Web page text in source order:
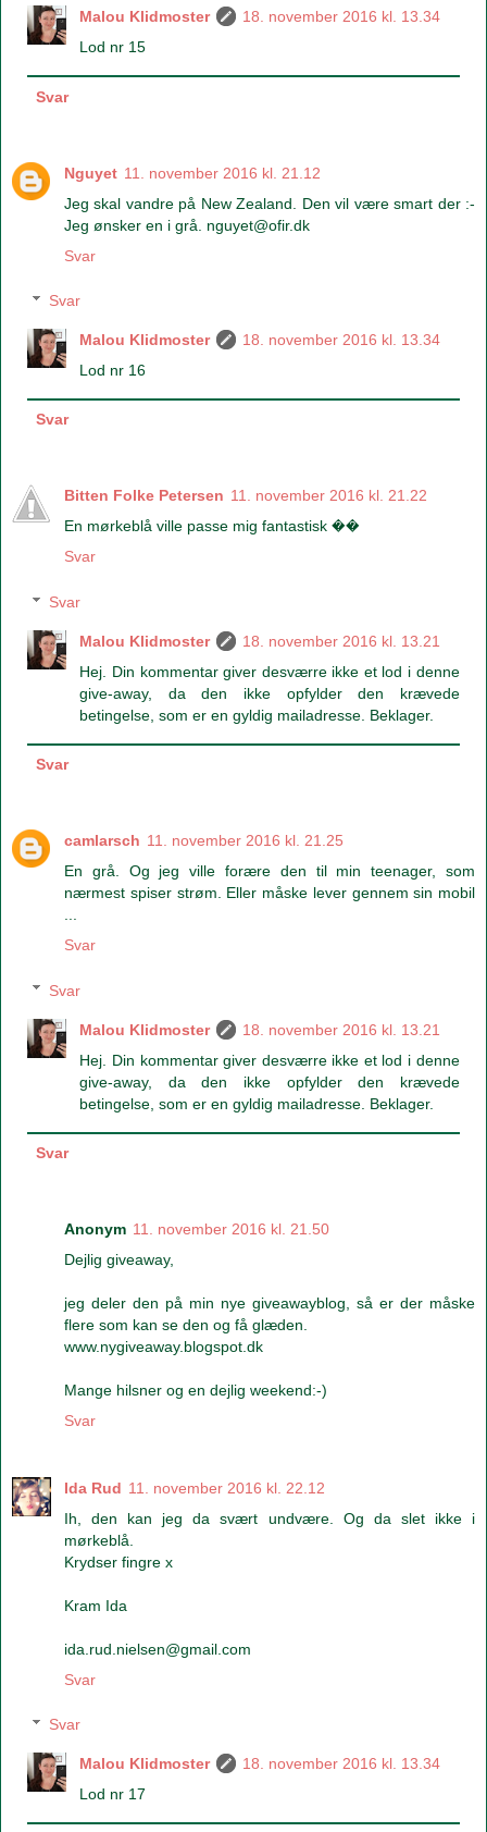
Malou Klidmoster
18. november 2016 kl. 13.34
Lod nr 15
Svar
Nguyet 11. november 2016 kl. 21.12
Jeg skal vandre på New Zealand. Den vil være smart der :-
Jeg ønsker en i grå. nguyet@ofir.dk
Svar
Svar
Malou Klidmoster
18. november 2016 kl. 13.34
Lod nr 16
Svar
Bitten Folke Petersen 11. november 2016 kl. 21.22
En mørkeblå ville passe mig fantastisk ��
Svar
Svar
Malou Klidmoster
18. november 2016 kl. 13.21
Hej. Din kommentar giver desværre ikke et lod i denne
give-away, da den ikke opfylder den krævede
betingelse, som er en gyldig mailadresse. Beklager.
Svar
camlarsch 11. november 2016 kl. 21.25
En grå. Og jeg ville forære den til min teenager, som
nærmest spiser strøm. Eller måske lever gennem sin mobil
Svar
Svar
Malou Klidmoster
18. november 2016 kl. 13.21
Hej. Din kommentar giver desværre ikke et lod i denne
give-away, da den ikke opfylder den krævede
betingelse, som er en gyldig mailadresse. Beklager.
Svar
Anonym 11. november 2016 kl. 21.50
Dejlig giveaway,
jeg deler den på min nye giveawayblog, så er der måske
flere som kan se den og få glæden.
www.nygiveaway.blogspot.dk
Mange hilsner og en dejlig weekend:-)
Svar
Ida Rud 11. november 2016 kl. 22.12
Ih, den kan jeg da svært undvære. Og da slet ikke i
mørkeblå.
Krydser fingre x
Kram Ida
ida.rud.nielsen@gmail.com
Svar
Svar
Malou Klidmoster
18. november 2016 kl. 13.34
Lod nr 17